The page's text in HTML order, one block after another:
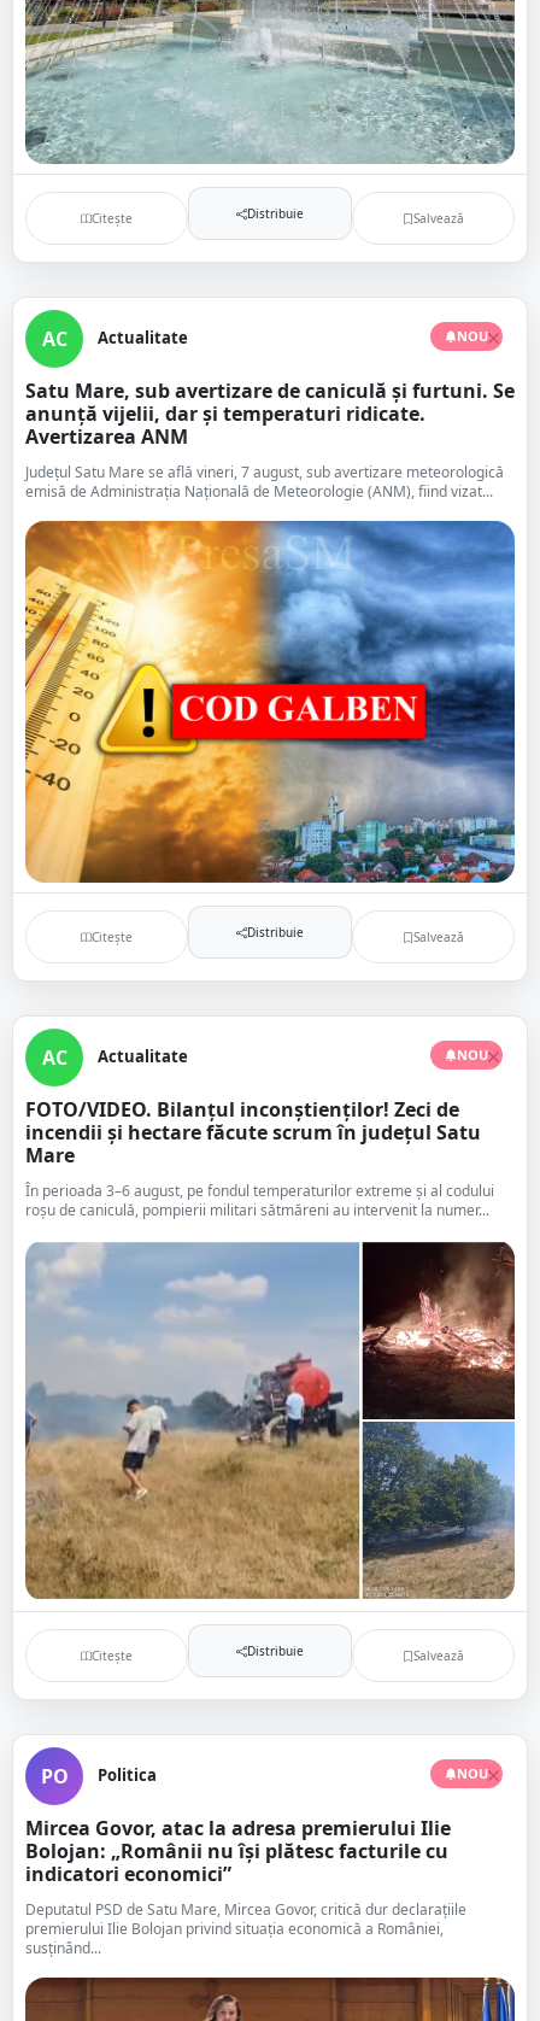
Citește Distribuie Salvează
NOU
AC Actualitate
Satu Mare, sub avertizare de caniculă și furtuni. Se
anunță vijelii, dar și temperaturi ridicate.
Avertizarea ANM
Județul Satu Mare se află vineri, 7 august, sub avertizare meteorologică
emisă de Administrația Națională de Meteorologie (ANM), fiind vizat...
Citește Distribuie Salvează
NOU
AC Actualitate
FOTO/VIDEO. Bilanțul inconștienților! Zeci de
incendii și hectare făcute scrum în județul Satu
Mare
În perioada 3–6 august, pe fondul temperaturilor extreme și al codului
roșu de caniculă, pompierii militari sătmăreni au intervenit la numer...
Citește Distribuie Salvează
NOU
PO Politica
Mircea Govor, atac la adresa premierului Ilie
Bolojan: „Românii nu își plătesc facturile cu
indicatori economici”
Deputatul PSD de Satu Mare, Mircea Govor, critică dur declarațiile
premierului Ilie Bolojan privind situația economică a României,
susținând...